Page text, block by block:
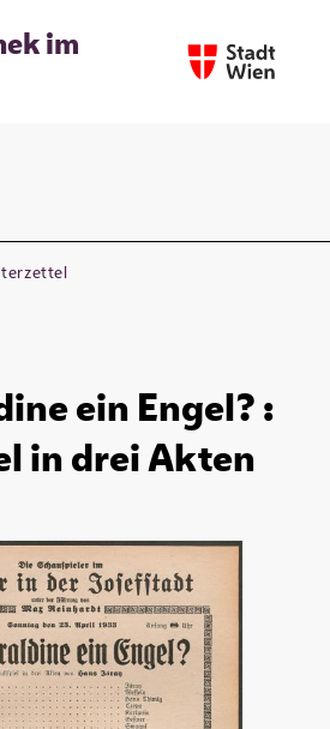
im
ein Engel? :
in drei Akten